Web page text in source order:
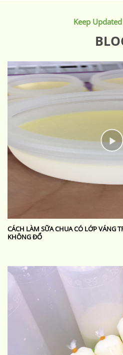
Keep
CÁCH LÀM SỮA CHUA CÓ LỚP VÁNG
KHÔNG ĐỔ